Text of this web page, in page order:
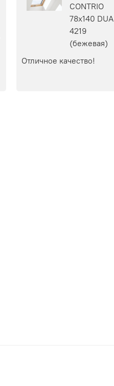
CONTRIO
78х140 DUA
4219
(бежевая)
Отличное качество!